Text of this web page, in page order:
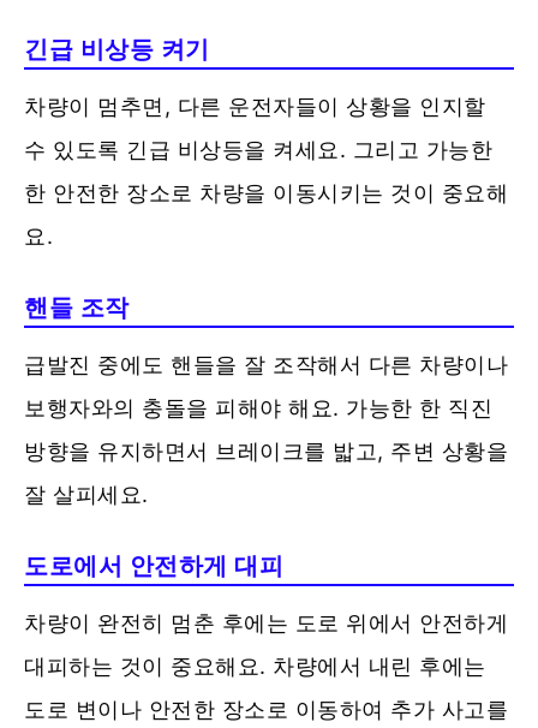
긴급 비상등 켜기
차량이 멈추면, 다른 운전자들이 상황을 인지할
수 있도록 긴급 비상등을 켜세요. 그리고 가능한
한 안전한 장소로 차량을 이동시키는 것이 중요해
요.
핸들 조작
급발진 중에도 핸들을 잘 조작해서 다른 차량이나
보행자와의 충돌을 피해야 해요. 가능한 한 직진
방향을 유지하면서 브레이크를 밟고, 주변 상황을
잘 살피세요.
도로에서 안전하게 대피
차량이 완전히 멈춘 후에는 도로 위에서 안전하게
대피하는 것이 중요해요. 차량에서 내린 후에는
도로 변이나 안전한 장소로 이동하여 추가 사고를